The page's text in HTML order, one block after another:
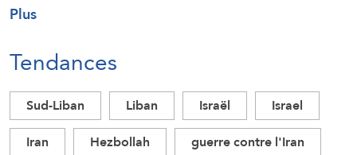
Plus
Tendances
Sud-Liban Liban Israël
Israel
Iran
Hezbollah
guerre contre l'Iran